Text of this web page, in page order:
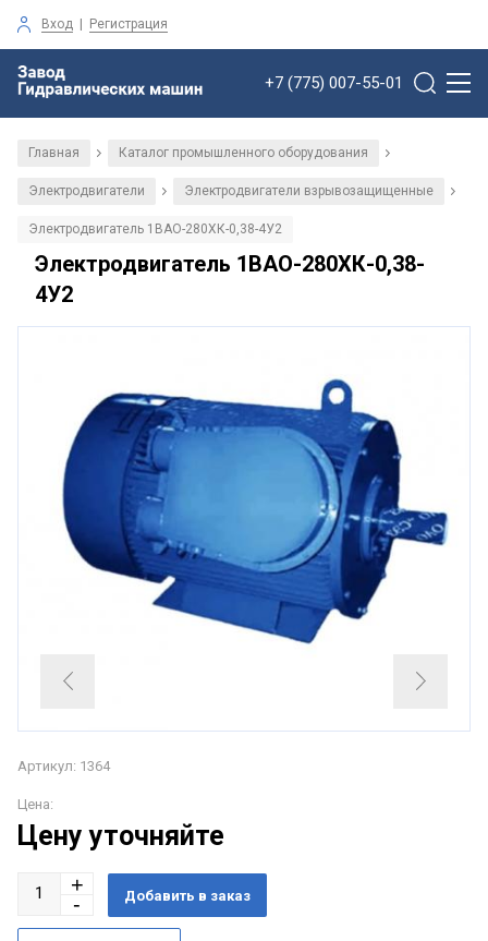
Вход | Регистрация
+7 (775) 007-55-01
Главная / Каталог промышленного оборудования /
Электродвигатели / Электродвигатели взрывозащищенные /
Электродвигатель 1ВАО-280ХК-0,38-4У2
Электродвигатель 1ВАО-280ХК-0,38-
4У2
Артикул: 1364
Цена:
Цену уточняйте